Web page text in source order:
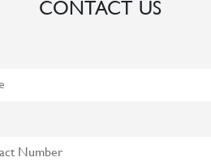
CONTACT US